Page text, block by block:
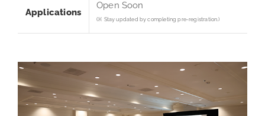
Applications
Open Soon
(※ Stay updated by completing pre-registration.)